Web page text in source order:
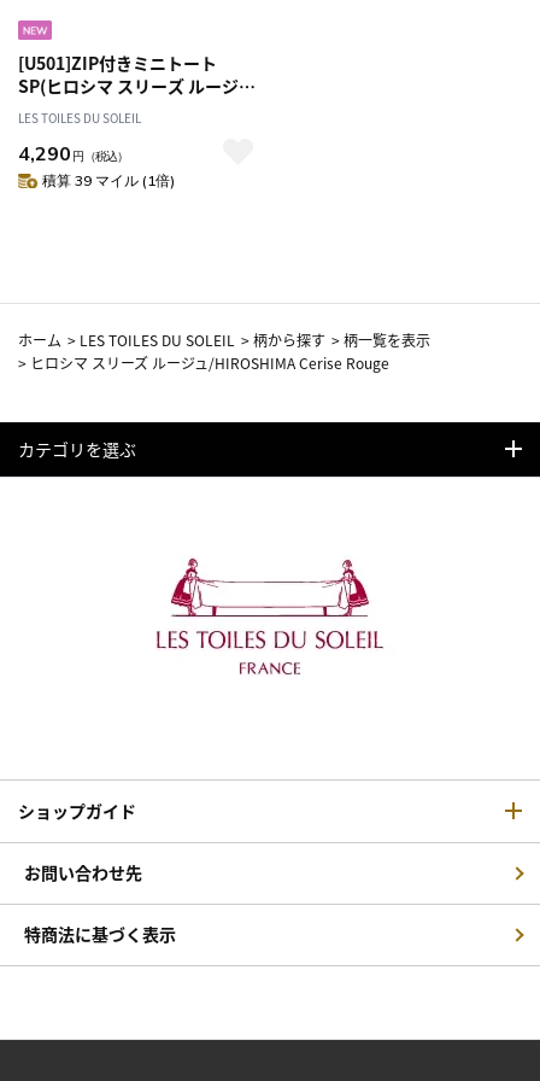
[U501]ZIP付きミニトート
SP(ヒロシマ スリーズ ルージ
ュ/HIROSHIMA Cerise Rouge)
トートバッグ
LES TOILES DU SOLEIL
4,290 円 （税込）
積算 39 マイル (1倍)
ホーム > LES TOILES DU SOLEIL >柄から探す >柄一覧を表示
> ヒロシマ スリーズ ルージュ/HIROSHIMA Cerise Rouge
カテゴリを選ぶ
ショップガイド
お問い合わせ先
特商法に基づく表示